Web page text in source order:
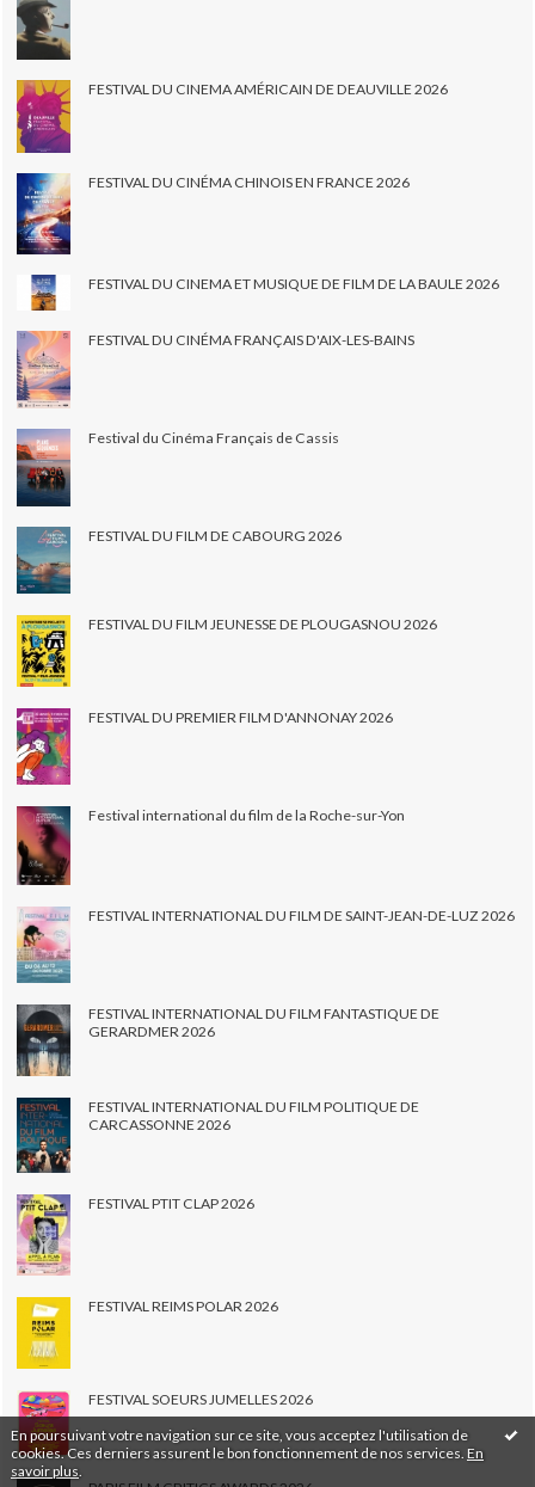
En poursuivant votre navigation sur ce site, vous acceptez l'utilisation de
cookies. Ces derniers assurent le bon fonctionnement de nos services. En
savoir plus
FESTIVAL DU CINEMA AMÉRICAIN DE DEAUVILLE 2026
FESTIVAL DU CINÉMA CHINOIS EN FRANCE 2026
FESTIVAL DU CINEMA ET MUSIQUE DE FILM DE LA BAULE 2026
FESTIVAL DU CINÉMA FRANÇAIS D'AIX-LES-BAINS
Festival du Cinéma Français de Cassis
FESTIVAL DU FILM DE CABOURG 2026
FESTIVAL DU FILM JEUNESSE DE PLOUGASNOU 2026
FESTIVAL DU PREMIER FILM D'ANNONAY 2026
Festival international du film de la Roche-sur-Yon
FESTIVAL INTERNATIONAL DU FILM DE SAINT-JEAN-DE-LUZ 2026
FESTIVAL INTERNATIONAL DU FILM FANTASTIQUE DE
GERARDMER 2026
FESTIVAL INTERNATIONAL DU FILM POLITIQUE DE
CARCASSONNE 2026
FESTIVAL PTIT CLAP 2026
FESTIVAL REIMS POLAR 2026
FESTIVAL SOEURS JUMELLES 2026